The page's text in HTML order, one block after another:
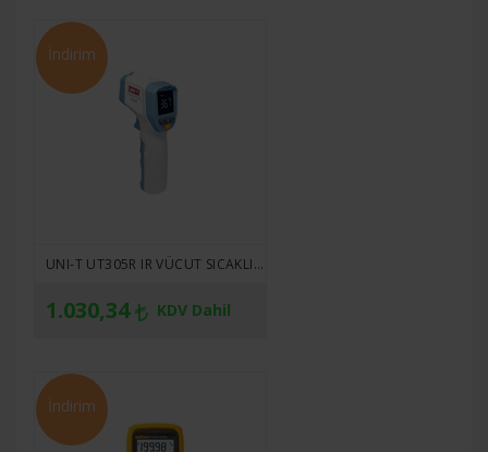
İndirim
UNI-T UT305R IR VÜCUT SICAKLIĞI ÖLÇER
1.030,34 KDV Dahil
İndirim